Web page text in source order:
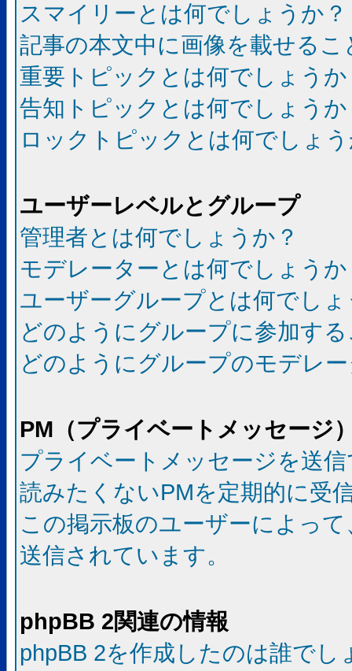
スマイリーとは何でしょうか？
記事の本文中に画像を載せる
重要トピックとは何でしょうか
告知トピックとは何でしょうか
ロックトピックとは何でしょ
ユーザーレベルとグループ
管理者とは何でしょうか？
モデレーターとは何でしょうか
ユーザーグループとは何でし
どのようにグループに参加す
どのようにグループのモデレ
PM（プライベートメッセージ
プライベートメッセージを送
読みたくないPMを定期的に受
この掲示板のユーザーによっ
送信されています。
phpBB 2関連の情報
phpBB 2を作成したのは誰でし